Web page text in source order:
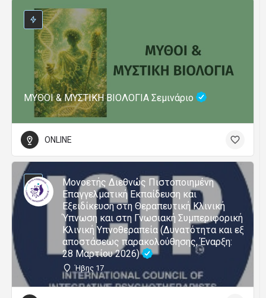
ΜΥΘΟΙ & ΜΥΣΤΙΚΗ ΒΙΟΛΟΓΙΑ Σεμινάριο
ONLINE
Μονοετής Διεθνώς Πιστοποιημένη
Επαγγελματική Εκπαίδευση και
Εξειδίκευση στη Θεραπευτική Κλινική
Ύπνωση και στη Γνωσιακή Συμπεριφορική
Κλινική Υπνοθεραπεία (Δυνατότητα και εξ
αποστάσεως παρακολούθησης, Έναρξη:
28 Μαρτίου 2026)
Ήβης 17